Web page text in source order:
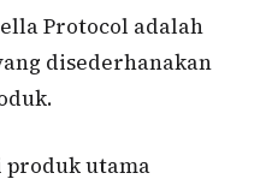
Protocol adalah
disederhanakan
utama